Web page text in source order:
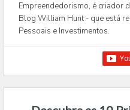
Empreendedorismo, é criador
Blog William Hunt - que está
Pessoais e Investimentos.